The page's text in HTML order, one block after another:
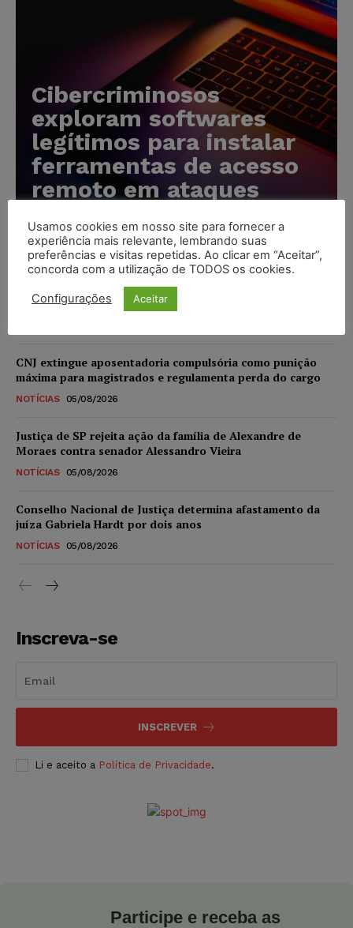
Cibercriminosos
exploram softwares
legítimos para instalar
ferramentas de acesso
remoto em ataques
Karina Silvério - 05/08/2026
Anvisa prevê novas aprovações de canetas emagrecedoras
e reforça combate ao mercado ilegal
CNJ extingue aposentadoria compulsória como punição
máxima para magistrados e regulamenta perda do cargo
NOTÍCIAS 05/08/2026
Justiça de SP rejeita ação da família de Alexandre de
Moraes contra senador Alessandro Vieira
NOTÍCIAS 05/08/2026
Conselho Nacional de Justiça determina afastamento da
juíza Gabriela Hardt por dois anos
NOTÍCIAS 05/08/2026
Inscreva-se
INSCREVER
Li e aceito a Política de Privacidade.
Participe e receba as
Usamos cookies em nosso site para fornecer a
experiência mais relevante, lembrando suas
preferências e visitas repetidas. Ao clicar em “Aceitar”,
concorda com a utilização de TODOS os cookies.
Configurações Aceitar